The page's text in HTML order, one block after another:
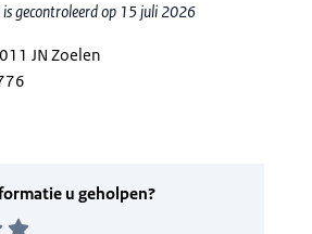
is gecontroleerd op 15 juli 2026
JN Zoelen